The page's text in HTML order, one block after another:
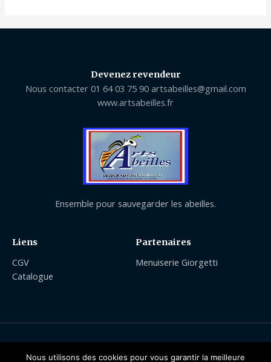
Devenez revendeur
Nous contacter 01 64 03 75 90 artsabeilles@gmail.com
www.artsabeilles.fr
Ensemble pour sauvegarder les abeilles.
Liens
CGV
Catalogue
Partenaires
Menuiserie Giorgetti
Copyright © 2026 | Arts Abeilles Apiculture
Nous utilisons des cookies pour vous garantir la meilleure